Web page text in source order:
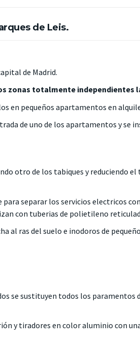
de Leis.
de Madrid.
zonas totalmente independientes
en pequeños apartamentos en
de uno de los apartamentos y se
otro de los tabiques y reduciendo el
separar los servicios electricos
con tuberias de polietileno
al ras del suelo e inodoros de
se sustituyen todos los paramentos
y tiradores en color aluminio con